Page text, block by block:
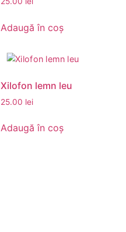
Adaugă în coș
Xilofon lemn leu
25.00 lei
Adaugă în coș